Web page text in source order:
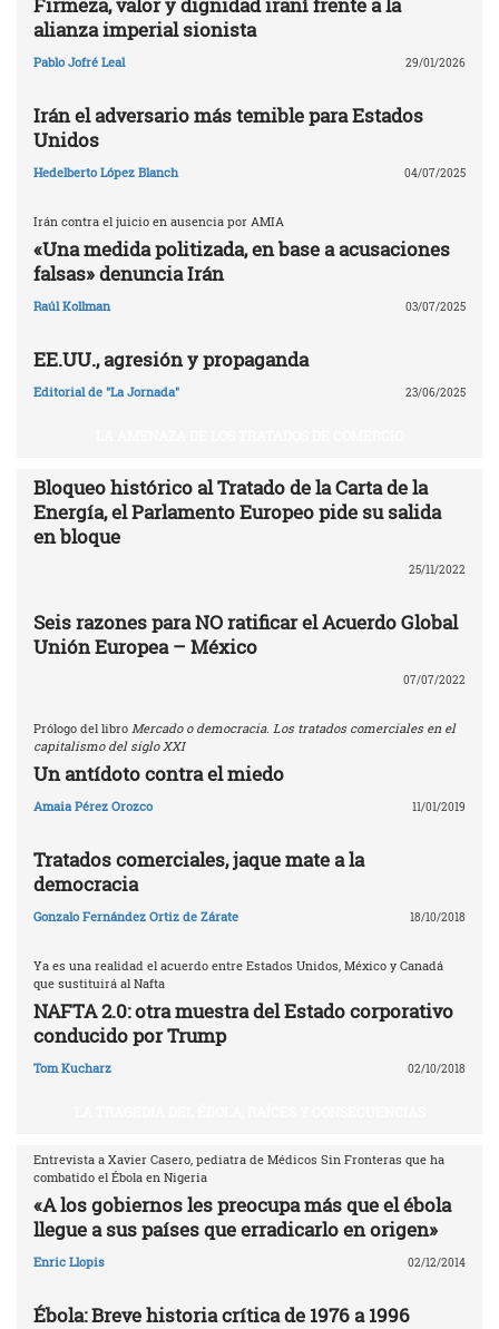
alianza imperial sionista
Pablo Jofré Leal 29/01/2026
Irán el adversario más temible para Estados
Unidos
Hedelberto López Blanch 04/07/2025
Irán contra el juicio en ausencia por AMIA
«Una medida politizada, en base a acusaciones
falsas» denuncia Irán
Raúl Kollman 03/07/2025
EE.UU., agresión y propaganda
Editorial de "La Jornada" 23/06/2025
Bloqueo histórico al Tratado de la Carta de la
Energía, el Parlamento Europeo pide su salida
en bloque
25/11/2022
Seis razones para NO ratificar el Acuerdo Global
Unión Europea – México
07/07/2022
Prólogo del libro Mercado o democracia. Los tratados comerciales en el
capitalismo del siglo XXI
Un antídoto contra el miedo
Amaia Pérez Orozco 11/01/2019
Tratados comerciales, jaque mate a la
democracia
Gonzalo Fernández Ortiz de Zárate 18/10/2018
Ya es una realidad el acuerdo entre Estados Unidos, México y Canadá
que sustituirá al Nafta
NAFTA 2.0: otra muestra del Estado corporativo
conducido por Trump
Tom Kucharz 02/10/2018
Entrevista a Xavier Casero, pediatra de Médicos Sin Fronteras que ha
combatido el Ébola en Nigeria
«A los gobiernos les preocupa más que el ébola
llegue a sus países que erradicarlo en origen»
Enric Llopis 02/12/2014
Ébola: Breve historia crítica de 1976 a 1996